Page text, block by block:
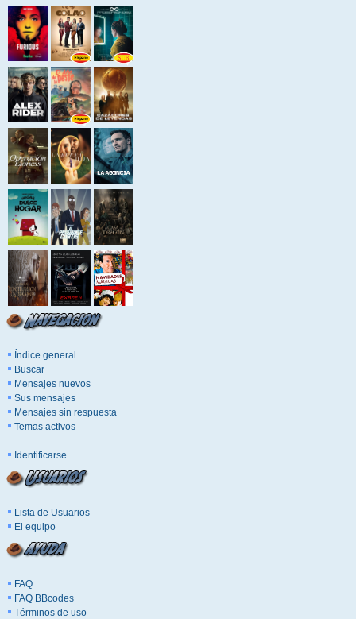
Índice general
Buscar
Mensajes nuevos
Sus mensajes
Mensajes sin respuesta
Temas activos
Identificarse
Lista de Usuarios
El equipo
FAQ
FAQ BBcodes
Términos de uso